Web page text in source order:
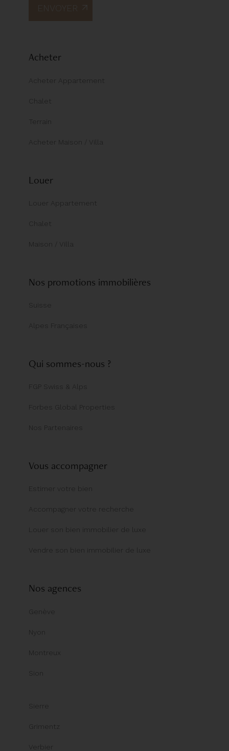
Acheter
Acheter Appartement
Chalet
Terrain
Acheter Maison / Villa
Louer
Louer Appartement
Chalet
Maison / Villa
Nos promotions immobilières
Suisse
Alpes Françaises
Qui sommes-nous ?
FGP Swiss & Alps
Forbes Global Properties
Nos Partenaires
Vous accompagner
Estimer votre bien
Accompagner votre recherche
Louer son bien immobilier de luxe
Vendre son bien immobilier de luxe
Nos agences
Genève
Nyon
Montreux
Sion
Sierre
Grimentz
Verbier